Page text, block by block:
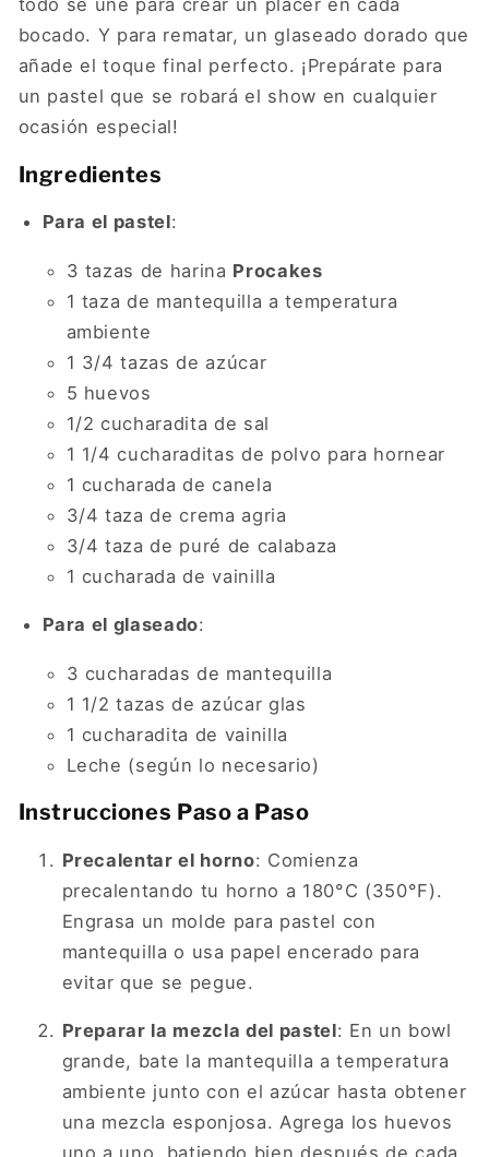
bocado. Y para rematar, un glaseado dorado que
añade el toque final perfecto. ¡Prepárate para
un pastel que se robará el show en cualquier
ocasión especial!
Ingredientes
Para el pastel:
3 tazas de harina Procakes
1 taza de mantequilla a temperatura
ambiente
1 3/4 tazas de azúcar
5 huevos
1/2 cucharadita de sal
1 1/4 cucharaditas de polvo para hornear
1 cucharada de canela
3/4 taza de crema agria
3/4 taza de puré de calabaza
1 cucharada de vainilla
Para el glaseado:
3 cucharadas de mantequilla
1 1/2 tazas de azúcar glas
1 cucharadita de vainilla
Leche (según lo necesario)
Instrucciones Paso a Paso
Precalentar el horno: Comienza
precalentando tu horno a 180°C (350°F).
Engrasa un molde para pastel con
mantequilla o usa papel encerado para
evitar que se pegue.
Preparar la mezcla del pastel: En un bowl
grande, bate la mantequilla a temperatura
ambiente junto con el azúcar hasta obtener
una mezcla esponjosa. Agrega los huevos